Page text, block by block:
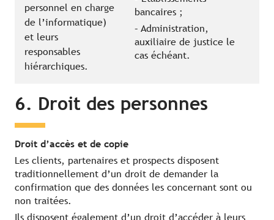
personnel en charge
de l’informatique)
et leurs
responsables
hiérarchiques.
bancaires ;
– Administration,
auxiliaire de justice le
cas échéant.
6. Droit des personnes
Droit d’accès et de copie
Les clients, partenaires et prospects disposent
traditionnellement d’un droit de demander la
confirmation que des données les concernant sont ou
non traitées.
Ils disposent également d’un droit d’accéder à leurs